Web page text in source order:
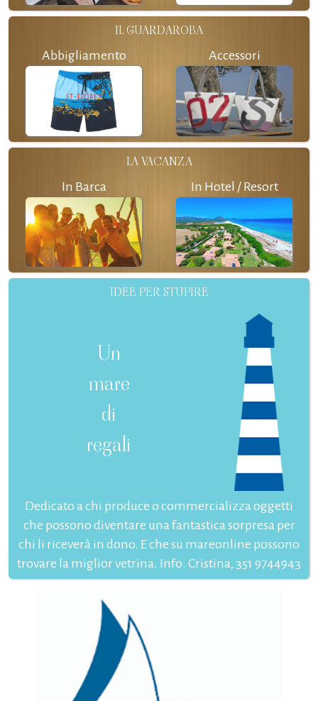
IL GUARDAROBA
Abbigliamento Accessori
LA VACANZA
In Barca In Hotel / Resort
IDEE PER STUPIRE
Un
mare
di
regali
Dedicato a chi produce o commercializza oggetti
che possono diventare una fantastica sorpresa per
chi li riceverà in dono. E che su mareonline possono
trovare la miglior vetrina. Info: Cristina, 351 9744943